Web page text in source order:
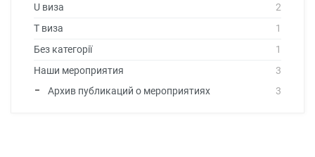
U виза
2
T виза
1
Без категорії
1
Наши мероприятия
3
Архив публикаций о мероприятиях
3